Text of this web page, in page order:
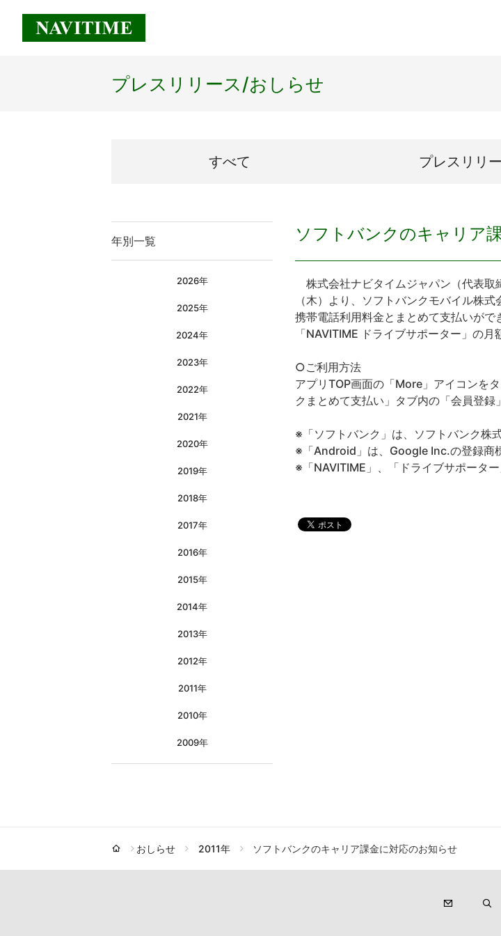
経営理念
プレスリリース/おしらせ
すべて プレス リリ
年別一覧
2026年
2025年
2024年
2023年
2022年
2021年
2020年
2019年
2018年
2017年
2016年
2015年
2014年
2013年
2012年
2011年
2010年
2009年
ソフトバンクのキャリア
株式会社ナビタイムジャパン（代表取
（木）より、ソフトバンクモバイル株
携帯電話利用料金とまとめて支払いが
「NAVITIME ドライブサポーター」の
○ご利用方法
アプリTOP画面の「More」アイコンを
クまとめて支払い」タブ内の「会員登
※「ソフトバンク」は、ソフトバンク株
※「Android」は、Google Inc.の登録商
※「NAVITIME」、「ドライブサポータ
おしらせ 2011年 ソフトバンクのキャリア課金に対応のお知らせ